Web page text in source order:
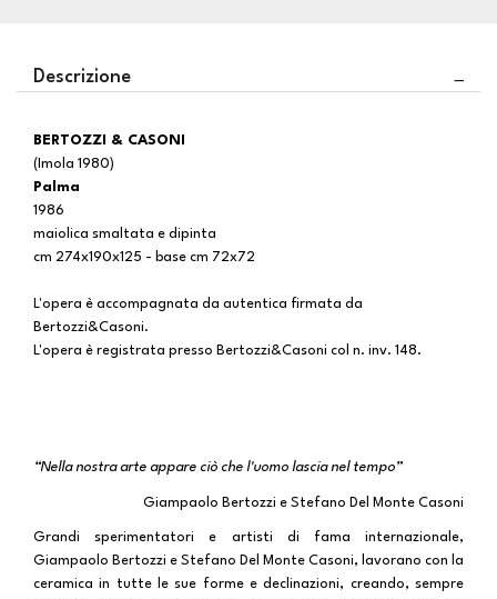
Descrizione
BERTOZZI & CASONI
(Imola 1980)
Palma
1986
maiolica smaltata e dipinta
cm 274x190x125 - base cm 72x72
L'opera è accompagnata da autentica firmata da
Bertozzi&Casoni.
L'opera è registrata presso Bertozzi&Casoni col n. inv. 148.
“Nella nostra arte appare ciò che l'uomo lascia nel tempo”
Giampaolo Bertozzi e Stefano Del Monte Casoni
Grandi sperimentatori e artisti di fama internazionale,
Giampaolo Bertozzi e Stefano Del Monte Casoni, lavorano con la
ceramica in tutte le sue forme e declinazioni, creando, sempre